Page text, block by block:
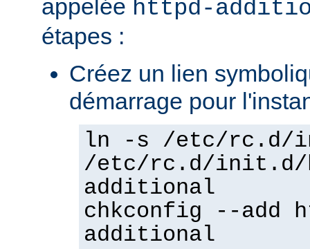
appelée httpd-
étapes :
Créez un lien
démarrage pour
ln -s /etc/rc.d/
/etc/rc.d/init.d/
additional
chkconfig --add
additional